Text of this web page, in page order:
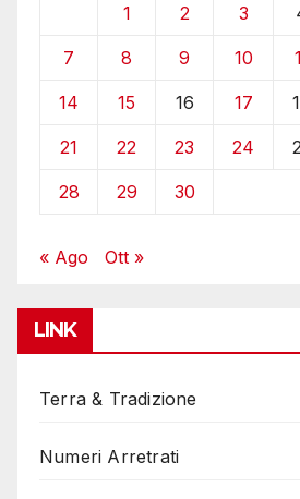
1 2 3
7 8 9 10
14 15 16 17
21 22 23 24
28 29 30
« Ago Ott »
LINK
Terra & Tradizione
Numeri Arretrati